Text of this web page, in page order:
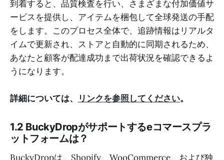
到着すると、品質検査を行い、さまざまな付加価値サ
ービスを提供し、アイテムを梱包して全球発送の手配
をします。このプロセス全体で、追跡情報はリアルタ
イムで更新され、ストアと自動的に同期されるため、
あなたと顧客が配達成功まで出荷状況を確認できるよ
うになります。
詳細については、 リンクを参照してください。
1.2 BuckyDropがサポートするeコマースプラ
ットフォームは？
BuckyDropは、Shopify、WooCommerce、および独